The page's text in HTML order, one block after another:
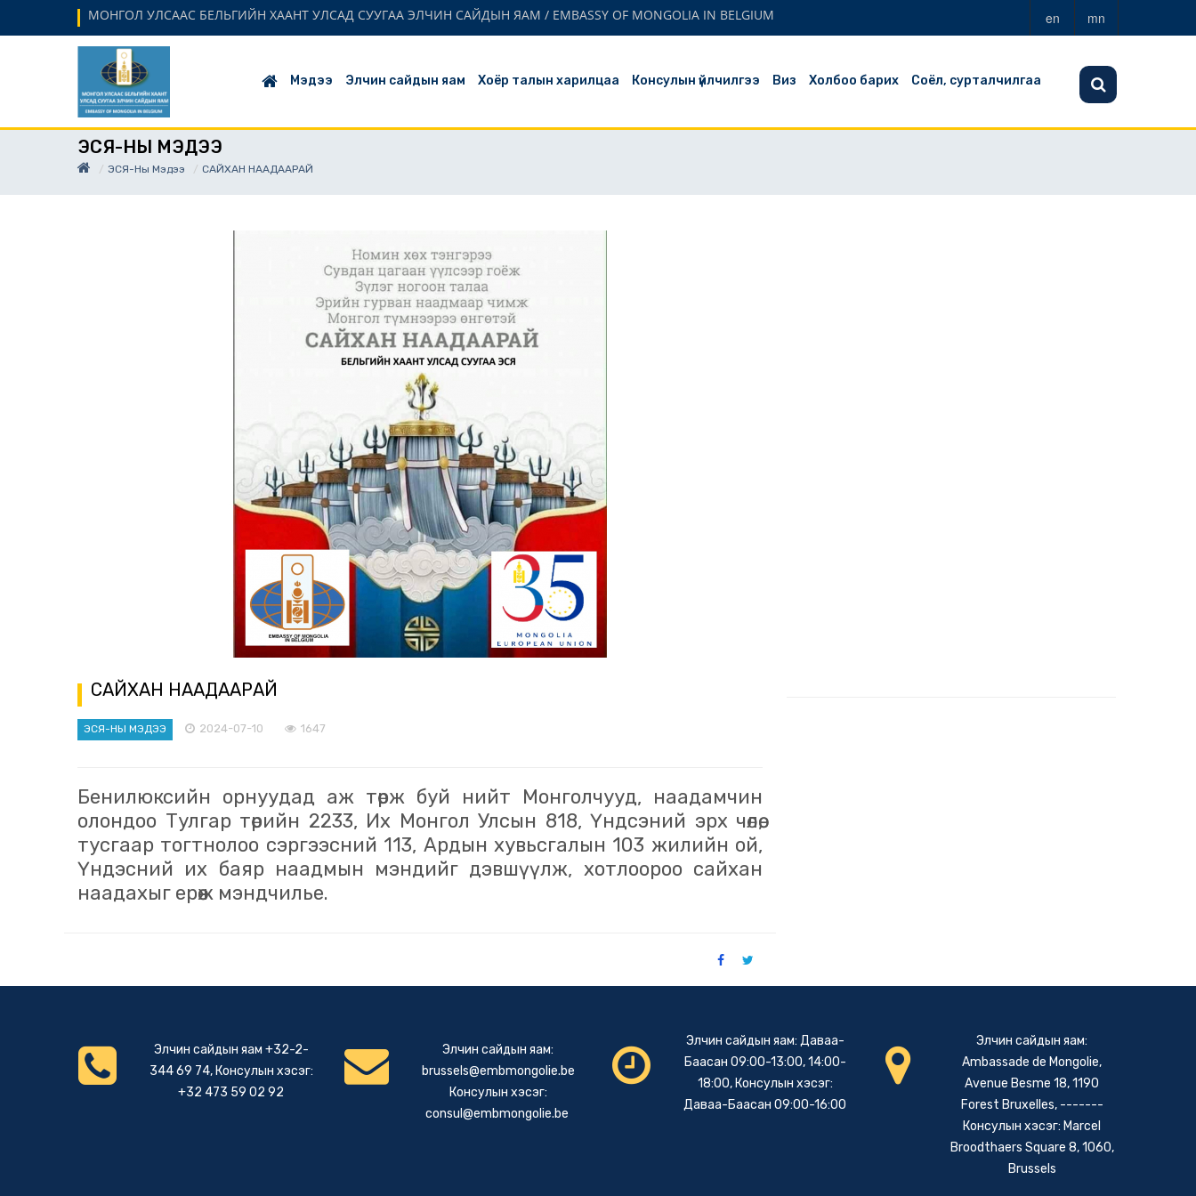
МОНГОЛ УЛСААС БЕЛЬГИЙН ХААНТ УЛСАД СУУГАА ЭЛЧИН САЙДЫН ЯАМ / EMBASSY OF MONGOLIA IN BELGIUM en mn
Мэдээ Элчин сайдын яам Хоёр талын харилцаа Консулын үйлчилгээ Виз Холбоо барих Соёл, сурталчилгаа
ЭСЯ-НЫ МЭДЭЭ
ЭСЯ-Ны Мэдээ САЙХАН НААДААРАЙ
САЙХАН НААДААРАЙ
ЭСЯ-НЫ МЭДЭЭ 2024-07-10 1647
Бенилюксийн орнуудад аж төрж буй нийт Монголчууд, наадамчин
олондоо Тулгар төрийн 2233, Их Монгол Улсын 818, Үндсэний эрх чөлөө,
тусгаар тогтнолоо сэргээсний 113, Ардын хувьсгалын 103 жилийн ой,
Үндэсний их баяр наадмын мэндийг дэвшүүлж, хотлоороо сайхан
наадахыг ерөөж мэндчилье.
Элчин сайдын яам +32-2-
344 69 74, Консулын хэсэг:
+32 473 59 02 92
Элчин сайдын яам:
brussels@embmongolie.be
Консулын хэсэг:
consul@embmongolie.be
Элчин сайдын яам: Даваа-
Баасан 09:00-13:00, 14:00-
18:00, Консулын хэсэг:
Даваа-Баасан 09:00-16:00
Элчин сайдын яам:
Ambassade de Mongolie,
Avenue Besme 18, 1190
Forest Bruxelles, -------
Консулын хэсэг: Marcel
Broodthaers Square 8, 1060,
Brussels